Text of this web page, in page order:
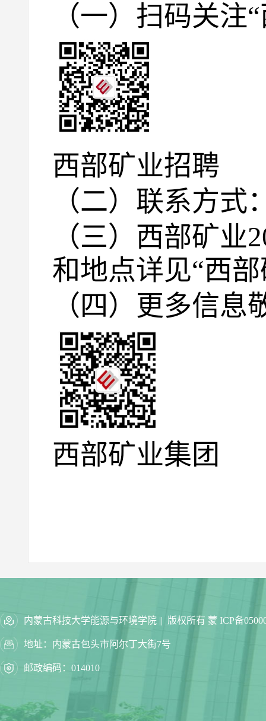
（一）扫码关
西部矿业招聘
（二）联系方式
（三）西部矿
和地点详见“西
（四）更多信
西部矿业集团
内蒙古科技大学能源与环境学院 || 版权所有 蒙 ICP备
地址：内蒙古包头市阿尔丁大街7号
邮政编码：014010